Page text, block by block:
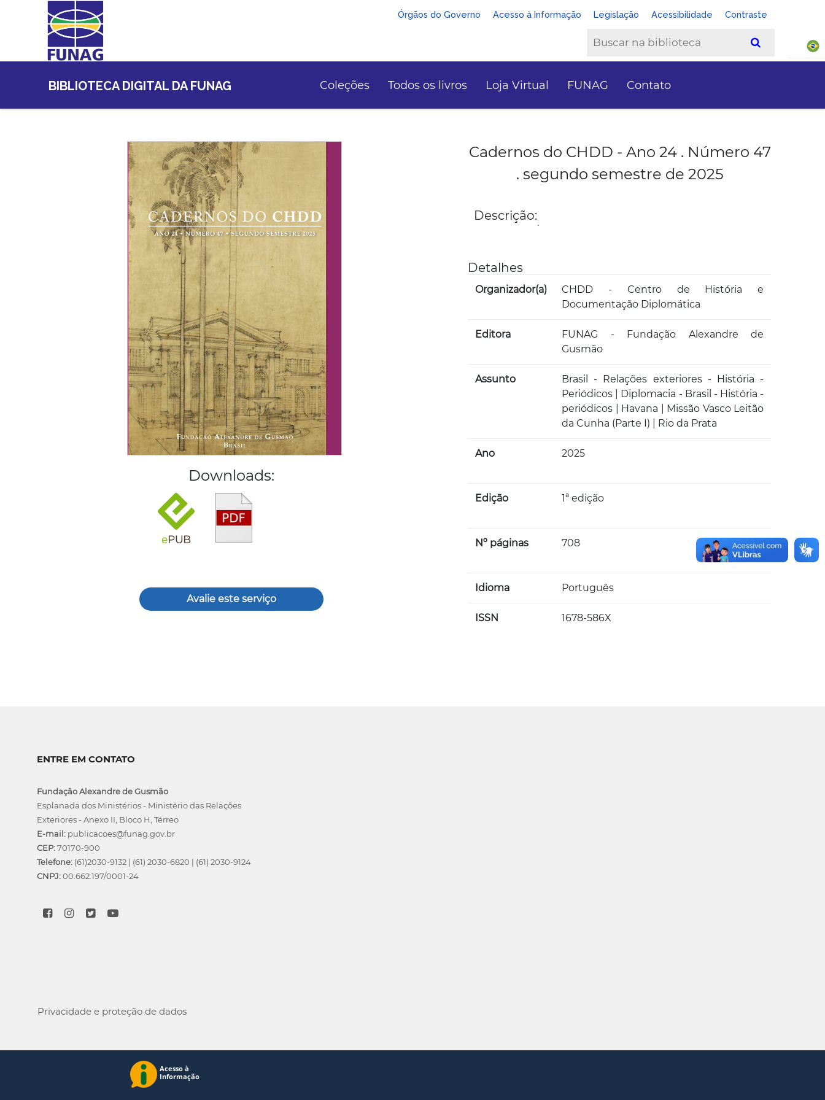
Órgãos do Governo Acesso à Informação Legislação Acessibilidade Contraste
BIBLIOTECA DIGITAL DA FUNAG Coleções Todos os livros Loja Virtual FUNAG Contato
Downloads:
Avalie este serviço
Cadernos do CHDD - Ano 24 . Número 47
. segundo semestre de 2025
Descrição:.
Detalhes
Organizador(a)
CHDD - Centro de História e
Documentação Diplomática
Editora
FUNAG - Fundação Alexandre de
Gusmão
Assunto
Brasil - Relações exteriores - História -
Periódicos | Diplomacia - Brasil - História -
periódicos | Havana | Missão Vasco Leitão
da Cunha (Parte I) | Rio da Prata
Ano 2025
Edição 1ª edição
Nº páginas 708
Idioma Português
ISSN 1678-586X
ENTRE EM CONTATO
Fundação Alexandre de Gusmão
Esplanada dos Ministérios - Ministério das Relações
Exteriores - Anexo II, Bloco H, Térreo
E-mail: publicacoes@funag.gov.br
CEP:70170-900
Telefone: (61)2030-9132 | (61) 2030-6820 | (61) 2030-9124
CNPJ:00.662.197/0001-24
Privacidade e proteção de dados